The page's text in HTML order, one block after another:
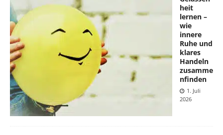
heit
lernen –
wie
innere
Ruhe und
klares
Handeln
zusamme
nfinden
1. Juli
2026